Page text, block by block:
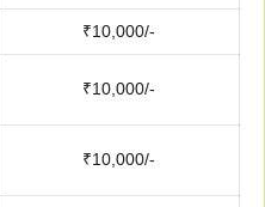
₹10,000/-
₹10,000/-
₹10,000/-